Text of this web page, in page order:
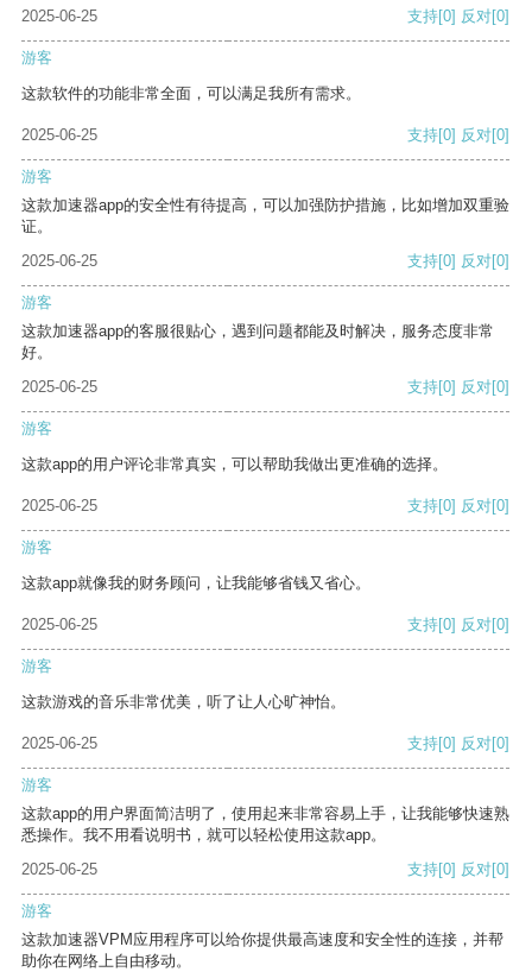
2025-06-25 支持[0] 反对[0]
游客
这款软件的功能非常全面，可以满足我所有需求。
2025-06-25 支持[0] 反对[0]
游客
这款加速器app的安全性有待提高，可以加强防护措施，比如增加双重验
证。
2025-06-25
支持[0] 反对[0]
游客
这款加速器app的客服很贴心，遇到问题都能及时解决，服务态度非常
好。
2025-06-25
支持[0] 反对[0]
游客
这款app的用户评论非常真实，可以帮助我做出更准确的选择。
2025-06-25 支持[0] 反对[0]
游客
这款app就像我的财务顾问，让我能够省钱又省心。
2025-06-25 支持[0] 反对[0]
游客
这款游戏的音乐非常优美，听了让人心旷神怡。
2025-06-25 支持[0] 反对[0]
游客
这款app的用户界面简洁明了，使用起来非常容易上手，让我能够快速熟
悉操作。我不用看说明书，就可以轻松使用这款app。
2025-06-25
支持[0] 反对[0]
游客
这款加速器VPM应用程序可以给你提供最高速度和安全性的连接，并帮
助你在网络上自由移动。